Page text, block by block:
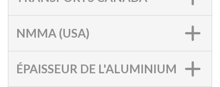
NMMA (USA)
ÉPAISSEUR DE L'ALUMINIUM